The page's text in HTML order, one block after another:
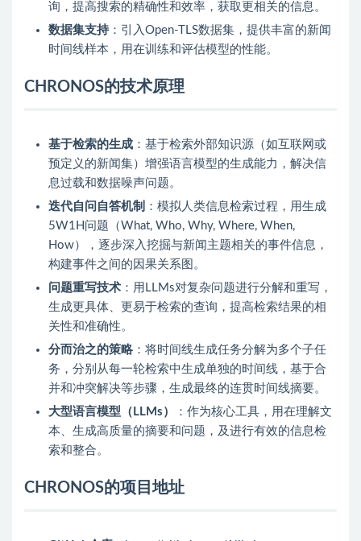
询，提高搜索的精确性和效率，获取更相关的信息。
数据集支持：引入Open-TLS数据集，提供丰富的新闻
时间线样本，用在训练和评估模型的性能。
CHRONOS的技术原理
基于检索的生成 ：基于检索外部知识源（如互联网或
预定义的新闻集）增强语言模型的生成能力，解决信
息过载和数据噪声问题。
迭代自问自答机制 ：模拟人类信息检索过程，用生成
5W1H问题（What, Who, Why, Where, When,
How），逐步深入挖掘与新闻主题相关的事件信息，
构建事件之间的因果关系图。
问题重写技术 ：用LLMs对复杂问题进行分解和重写，
生成更具体、更易于检索的查询，提高检索结果的相
关性和准确性。
分而治之的策略 ：将时间线生成任务分解为多个子任
务，分别从每一轮检索中生成单独的时间线，基于合
并和冲突解决等步骤，生成最终的连贯时间线摘要。
大型语言模型（LLMs）
：作为核心工具，用在理解文
本、生成高质量的摘要和问题，及进行有效的信息检
索和整合。
CHRONOS的项目地址